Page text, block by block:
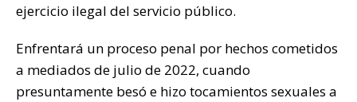
ejercicio ilegal del servicio público.
Enfrentará un proceso penal por hechos cometidos
a mediados de julio de 2022, cuando
presuntamente besó e hizo tocamientos sexuales a